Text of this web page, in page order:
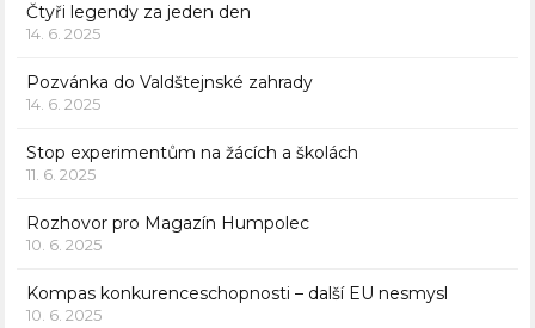
Čtyři legendy za jeden den
14. 6. 2025
Pozvánka do Valdštejnské zahrady
14. 6. 2025
Stop experimentům na žácích a školách
11. 6. 2025
Rozhovor pro Magazín Humpolec
10. 6. 2025
Kompas konkurenceschopnosti – další EU nesmysl
10. 6. 2025